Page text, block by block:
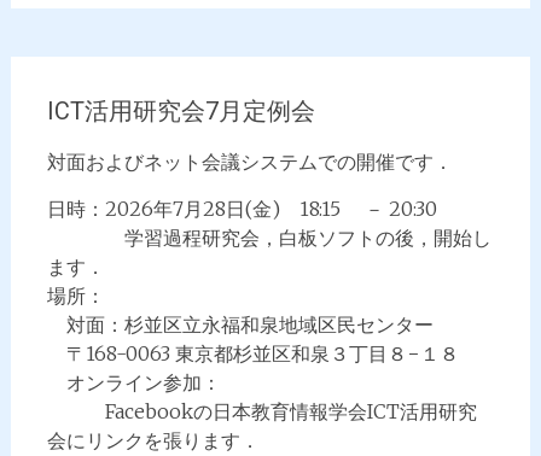
ICT活用研究会7月定例会
対面およびネット会議システムでの開催です．
日時：2026年7月28日(金) 18:15 － 20:30
学習過程研究会，白板ソフトの後，開始し
ます．
場所：
対面：杉並区立永福和泉地域区民センター
〒168-0063 東京都杉並区和泉３丁目８−１８
オンライン参加：
Facebookの日本教育情報学会ICT活用研究
会にリンクを張ります．